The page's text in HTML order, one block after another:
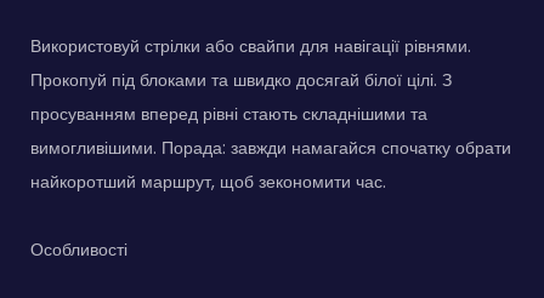
Використовуй стрілки або свайпи для навігації рівнями.
Прокопуй під блоками та швидко досягай білої цілі. З
просуванням вперед рівні стають складнішими та
вимогливішими. Порада: завжди намагайся спочатку обрати
найкоротший маршрут, щоб зекономити час.
Особливості